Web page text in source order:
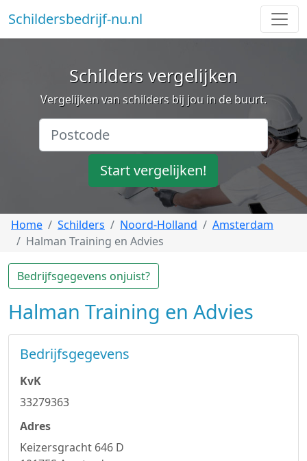
Schildersbedrijf-nu.nl
Schilders vergelijken
Vergelijken van schilders bij jou in de buurt.
Start vergelijken!
Home Schilders Noord-Holland
Amsterdam
Halman Training en Advies
Bedrijfsgegevens onjuist?
Halman Training en Advies
Bedrijfsgegevens
KvK
33279363
Adres
Keizersgracht 646 D